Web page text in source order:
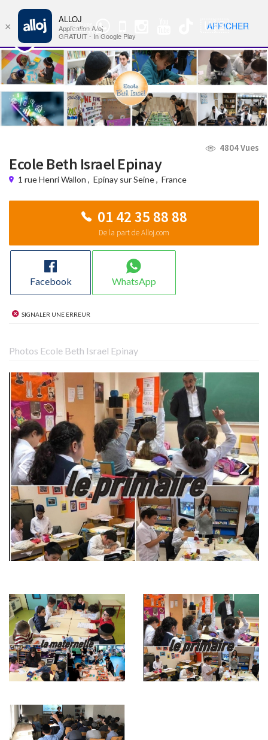
Groupe
WhatsApp
🇺🇸 Nav
4804 Vues
Ecole Beth Israel Epinay
1 rue Henri Wallon , Epinay sur Seine, France
01 42 35 88 88
De la part de Alloj.com
Facebook WhatsApp
Signaler une erreur
Photos Ecole Beth Israel Epinay
×
ALLOJ
Application Alloj
GRATUIT - In Google Play
AFFICHER